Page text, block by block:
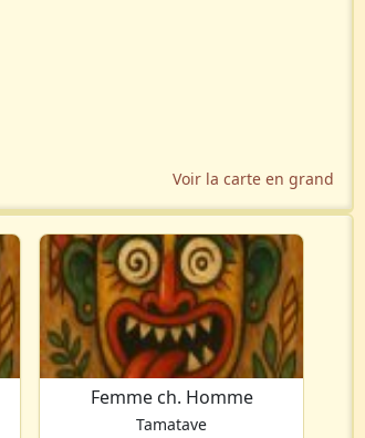
Voir la carte en grand
Femme ch. Homme
Tamatave